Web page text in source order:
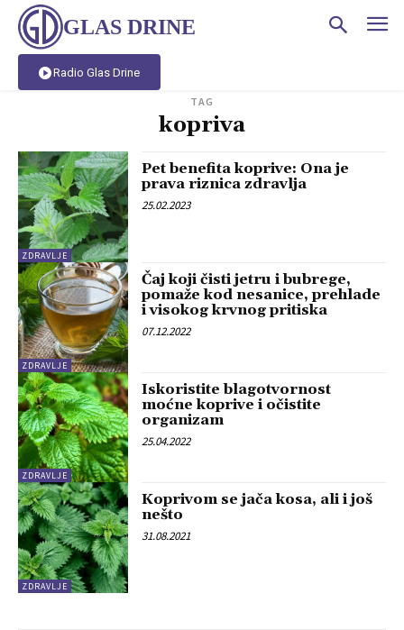
GLAS DRINE
Radio Glas Drine
TAG
kopriva
ZDRAVLJE
Pet benefita koprive: Ona je
prava riznica zdravlja
25.02.2023
ZDRAVLJE
Čaj koji čisti jetru i bubrege,
pomaže kod nesanice, prehlade
i visokog krvnog pritiska
07.12.2022
ZDRAVLJE
Iskoristite blagotvornost
moćne koprive i očistite
organizam
25.04.2022
ZDRAVLJE
Koprivom se jača kosa, ali i još
nešto
31.08.2021